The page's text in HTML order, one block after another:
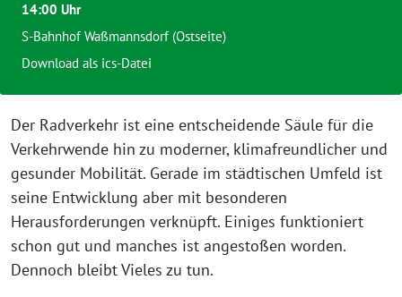
Der Radverkehr ist eine entscheidende Säule für die
Verkehrwende hin zu moderner, klimafreundlicher und
gesunder Mobilität. Gerade im städtischen Umfeld ist
seine Entwicklung aber mit besonderen
Herausforderungen verknüpft. Einiges funktioniert
schon gut und manches ist angestoßen worden.
Dennoch bleibt Vieles zu tun.
14:00 Uhr
S-Bahnhof Waßmannsdorf (Ostseite)
Download als ics-Datei